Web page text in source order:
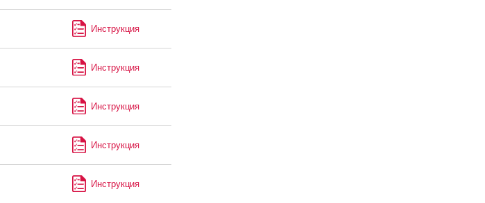
Инструкция
Инструкция
Инструкция
Инструкция
Инструкция